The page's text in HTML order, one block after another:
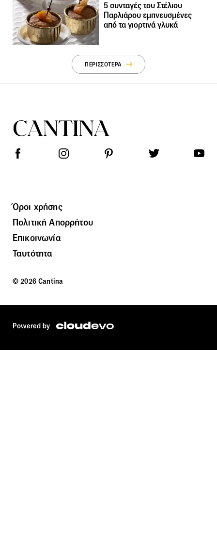
5 συνταγές του Στέλιου
Παρλιάρου εμπνευσμένες
από τα γιορτινά γλυκά
ΠΕΡΙΣΣΟΤΕΡΑ
Όροι χρήσης
Πολιτική Απορρήτου
Επικοινωνία
Ταυτότητα
© 2026 Cantina
Powered by